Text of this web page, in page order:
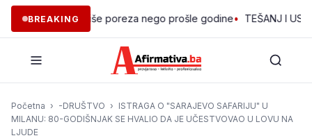
BREAKING
prikupio više poreza nego prošle godine• TEŠANJ I USORA
Početna › -DRUŠTVO › ISTRAGA O "SARAJEVO SAFARIJU" U
MILANU: 80-GODIŠNJAK SE HVALIO DA JE UČESTVOVAO U LOVU NA
LJUDE